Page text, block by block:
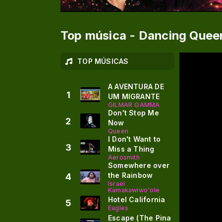
Top música - Dancing
TOP MÚSICAS
1
A AVENTURA DE
UM MIGRANTE
GILMAR GAMMA
2
Don't Stop Me
Now
Queen
3
I Don't Want to
Miss a Thing
Aerosmith
4
Somewhere over
the Rainbow
Israel
Kamakawiwo'ole
5 Hotel California
Eagles
Escape (The Pina